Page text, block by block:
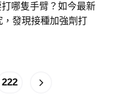
哪隻手臂？如今最新
發現接種加強劑打
222